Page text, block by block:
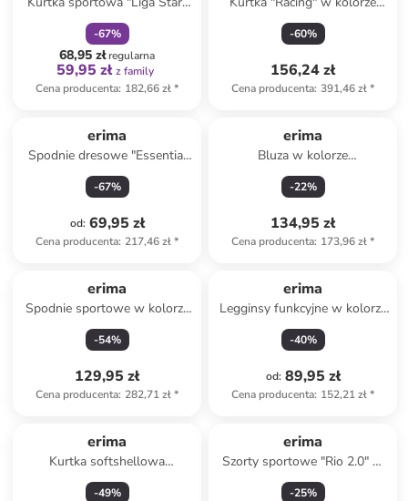
w kolorze granatowym
-67%
68,95 złregularna
59,95 zł z family
Cena producenta: 182,66 zł*
niebieskim do biegania
-60%
156,24 zł
Cena producenta: 391,46 zł*
erima
Spodnie dresowe "Essential
Team" w kolorze szarym
-67%
od: 69,95 zł
Cena producenta: 217,46 zł*
erima
Bluza w kolorze
szarobrązowym
-22%
134,95 zł
Cena producenta: 173,96 zł*
erima
Spodnie sportowe w kolorze
czarnym
-54%
129,95 zł
Cena producenta: 282,71 zł*
erima
Legginsy funkcyjne w kolorze
szarym
-40%
od: 89,95 zł
Cena producenta: 152,21 zł*
erima
Kurtka softshellowa
"Function" w kolorze czarnym
-49%
erima
Szorty sportowe "Rio 2.0" w
kolorze granatowym
-25%